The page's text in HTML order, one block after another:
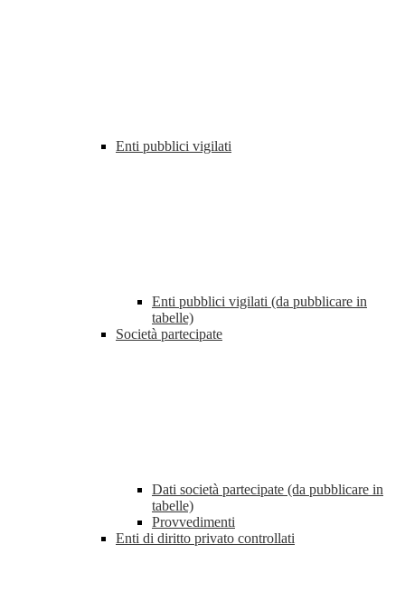
Enti pubblici vigilati
Enti pubblici vigilati (da pubblicare in
tabelle)
Società partecipate
Dati società partecipate (da pubblicare in
tabelle)
Provvedimenti
Enti di diritto privato controllati